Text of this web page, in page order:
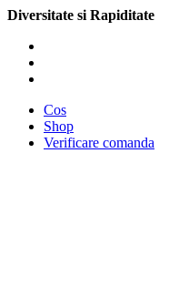
Diversitate si Rapiditate
Cos
Shop
Verificare comanda